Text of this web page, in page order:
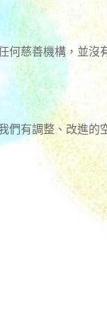
何慈善機構，並
們有調整、改進的